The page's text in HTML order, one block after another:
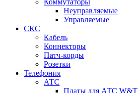
Коммутаторы
Неуправляемые
Управляемые
СКС
Кабель
Коннекторы
Патч-корды
Розетки
Телефония
АТС
Платы для АТС W&T